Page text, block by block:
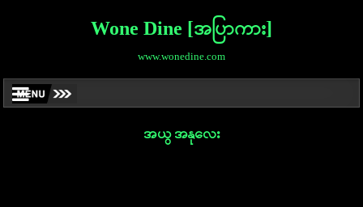
Wone Dine [အပြာကား]
www.wonedine.com
အယွ အနုလေး